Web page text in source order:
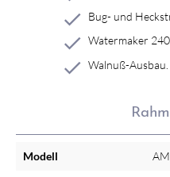
Bug- und
Watermaker 240
Walnuß-Ausbau.
Modell